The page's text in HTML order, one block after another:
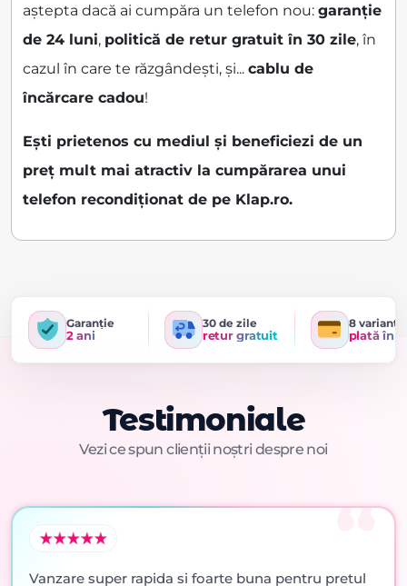
aștepta dacă ai cumpăra un telefon nou: garanție
de 24 luni, politică de retur gratuit în 30 zile, în
cazul în care te răzgândești, și... cablu de
încărcare cadou!
Ești prietenos cu mediul și beneficiezi de un
preț mult mai atractiv la cumpărarea unui
telefon recondiționat de pe Klap.ro.
Garanție
2 ani
30 de zile
retur gratuit
8 variante
plată în
Testimoniale
Vezi ce spun clienții noștri despre noi
Vanzare super rapida si foarte buna pentru pretul